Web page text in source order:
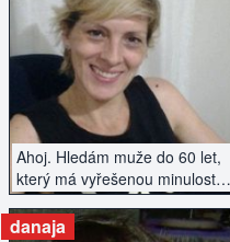
Ahoj. Hledám muže do 60 let,
který má vyřešenou minulost a
hledá nový start.
ZOBRAZIT INZERÁT
danaja